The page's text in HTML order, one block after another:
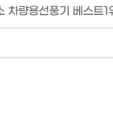
차량용선풍기 베스